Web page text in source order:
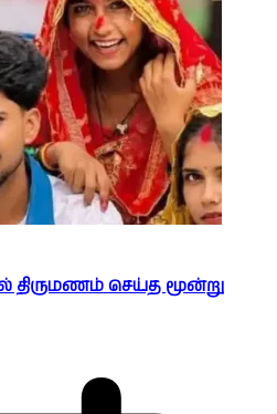
திருமணம் செய்த மூன்று